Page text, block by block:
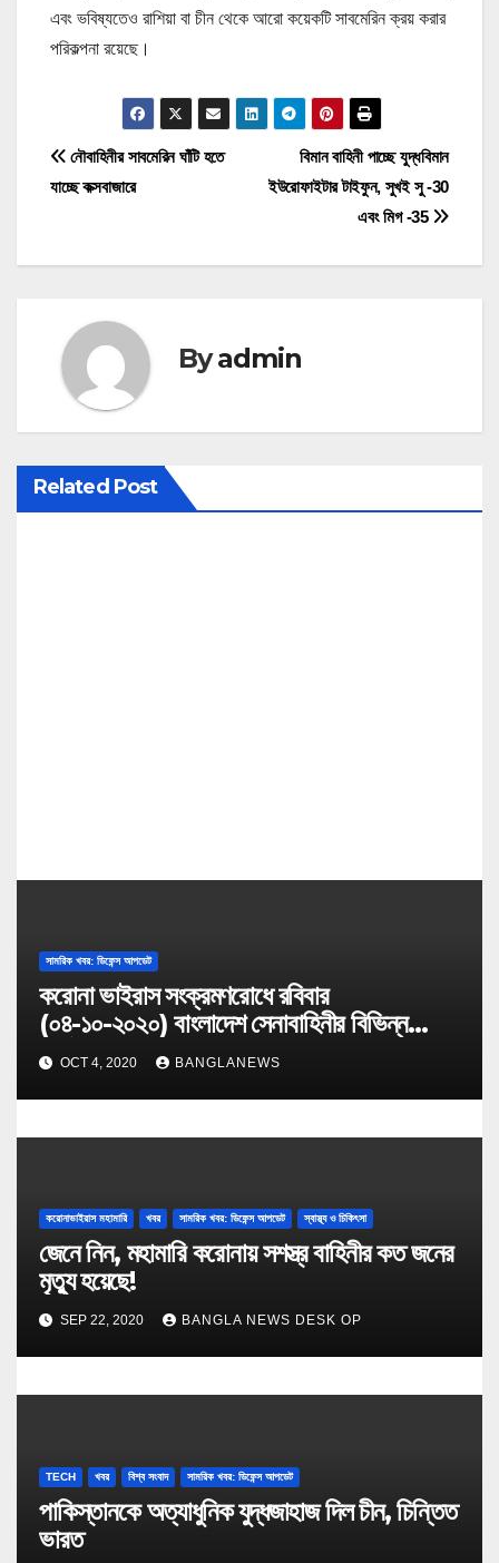
এবং ভবিষ্যতেও রাশিয়া বা চীন থেকে আরো কয়েকটি সাবমেরিন ক্রয় করার
পরিকল্পনা রয়েছে।
P
s
n
a
v
i
বিমান বাহিনী পাচ্ছে যুদ্ধবিমান
ইউরোফাইটার টাইফুন, সুখই সু -30
এবং মিগ -35
নৌবাহিনীর সাবমেরিন ঘাঁটি হতে
যাচ্ছে কক্সবাজারে
Byadmin
Related Post
সামরিক খবর: ডিফেন্স আপডেট
করোনা ভাইরাস সংক্রমণরোধে রবিবার
(০৪-১০-২০২০) বাংলাদেশ সেনাবাহিনীর বিভিন্ন
কার্যক্রম
OCT 4, 2020 BANGLANEWS
করোনাভাইরাস মহামারি খবর সামরিক খবর: ডিফেন্স আপডেট স্বাস্থ্য ও চিকিৎসা
জেনে নিন, মহামারি করোনায় সশস্ত্র বাহিনীর কত জনের
মৃত্যু হয়েছে!
SEP 22, 2020 BANGLA NEWS DESK OP
TECH খবর বিশ্ব সংবাদ সামরিক খবর: ডিফেন্স আপডেট
পাকিস্তানকে অত্যাধুনিক যুদ্ধজাহাজ দিল চীন, চিন্তিত
ভারত